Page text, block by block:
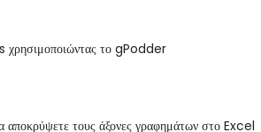
χρησιμοποιώντας το gPodder
αποκρύψετε τους άξονες γραφημάτων στο Excel